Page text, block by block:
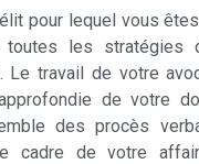
pour lequel vous
toutes les stratégies
Le travail de votre
de votre
des procès
cadre de votre